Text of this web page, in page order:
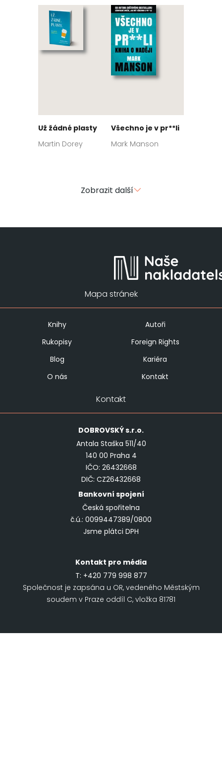
Už žádné plasty
Martin Dorey
Všechno je v pr**li
Mark Manson
Zobrazit další
Mapa stránek
Knihy
Autoři
Rukopisy
Foreign Rights
Blog
Kariéra
O nás
Kontakt
Kontakt
DOBROVSKÝs.r.o.
Antala Staška 511/40
140 00 Praha 4
IČO: 26432668
DIČ: CZ26432668
Bankovní spojení
Česká spořitelna
č.ú.: 0099447389/0800
Jsme plátci DPH
Kontakt pro média
T: +420 779 998 877
Společnost je zapsána u OR, vedeného Městským
soudem v Praze oddíl C, vložka 81781